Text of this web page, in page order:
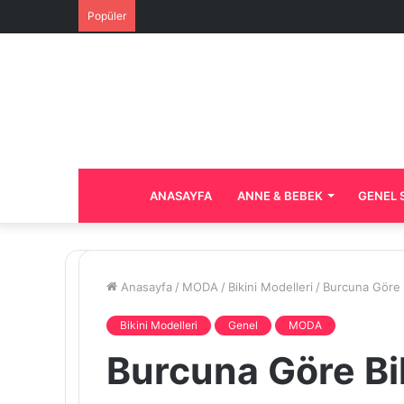
Popüler
ANASAYFA ANNE & BEBEK GENEL
Anasayfa / MODA / Bikini Modelleri / Burcuna Göre
Bikini Modelleri Genel MODA
Burcuna Göre